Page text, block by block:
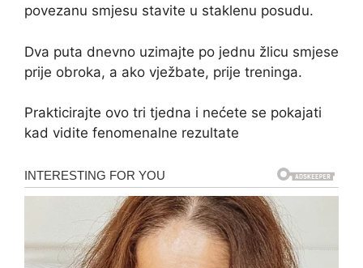
povezanu smjesu stavite u staklenu posudu.
Dva puta dnevno uzimajte po jednu žlicu smjese
prije obroka, a ako vježbate, prije treninga.
Prakticirajte ovo tri tjedna i nećete se pokajati
kad vidite fenomenalne rezultate